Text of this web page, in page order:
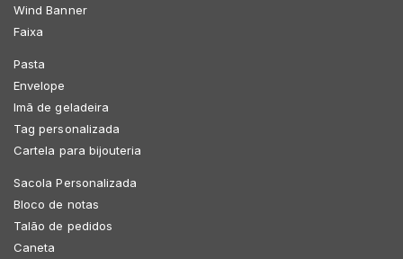
Wind Banner
Faixa
Pasta
Envelope
Imã de geladeira
Tag personalizada
Cartela para bijouteria
Sacola Personalizada
Bloco de notas
Talão de pedidos
Caneta